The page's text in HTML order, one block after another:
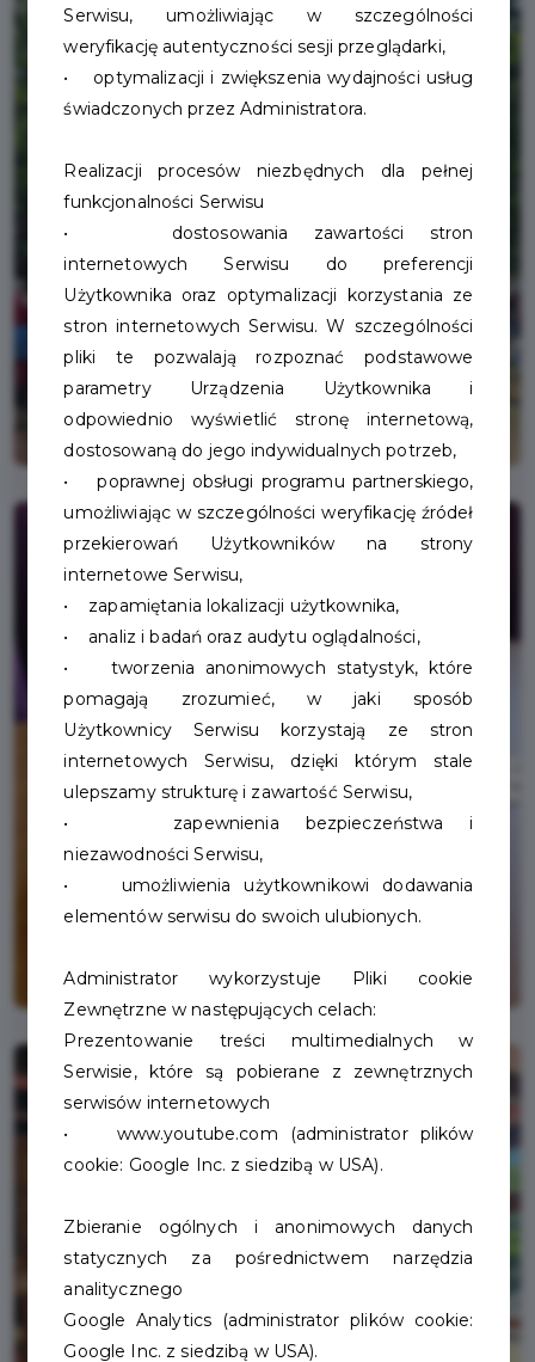
Serwisu, umożliwiając w szczególności
weryfikację autentyczności sesji przeglądarki,
• optymalizacji i zwiększenia wydajności usług
świadczonych przez Administratora.
Realizacji procesów niezbędnych dla pełnej
funkcjonalności Serwisu
• dostosowania zawartości stron
internetowych Serwisu do preferencji
Użytkownika oraz optymalizacji korzystania ze
stron internetowych Serwisu. W szczególności
pliki te pozwalają rozpoznać podstawowe
parametry Urządzenia Użytkownika i
odpowiednio wyświetlić stronę internetową,
dostosowaną do jego indywidualnych potrzeb,
• poprawnej obsługi programu partnerskiego,
umożliwiając w szczególności weryfikację źródeł
przekierowań Użytkowników na strony
internetowe Serwisu,
• zapamiętania lokalizacji użytkownika,
• analiz i badań oraz audytu oglądalności,
• tworzenia anonimowych statystyk, które
pomagają zrozumieć, w jaki sposób
Użytkownicy Serwisu korzystają ze stron
internetowych Serwisu, dzięki którym stale
ulepszamy strukturę i zawartość Serwisu,
• zapewnienia bezpieczeństwa i
niezawodności Serwisu,
• umożliwienia użytkownikowi dodawania
elementów serwisu do swoich ulubionych.
Administrator wykorzystuje Pliki cookie
Zewnętrzne w następujących celach:
Prezentowanie treści multimedialnych w
Serwisie, które są pobierane z zewnętrznych
serwisów internetowych
• www.youtube.com (administrator plików
cookie: Google Inc. z siedzibą w USA).
Zbieranie ogólnych i anonimowych danych
statycznych za pośrednictwem narzędzia
analitycznego
Google Analytics (administrator plików cookie:
Google Inc. z siedzibą w USA).